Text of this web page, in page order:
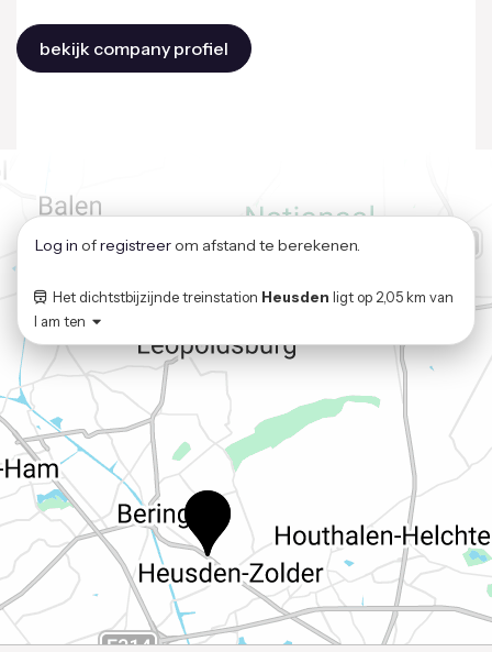
bekijk company profiel
Log in ofregistreerom afstand te berekenen.
Het dichtstbijzijnde treinstation Heusden ligt op2,05 km van
I am ten